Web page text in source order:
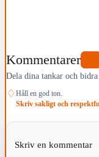
Kommentarer
Dela dina tankar och
♢ Håll en god ton.
Skriv sakligt och
Skriv en kommentar